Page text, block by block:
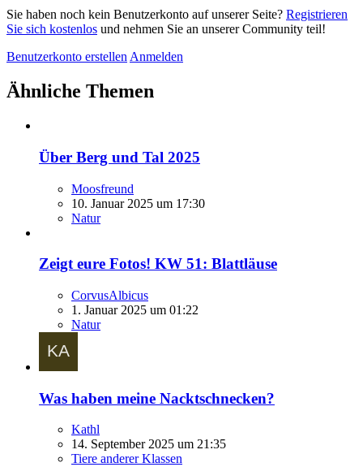
Sie haben noch kein Benutzerkonto auf unserer Seite? Registrieren
Sie sich kostenlos und nehmen Sie an unserer Community teil!
Benutzerkonto erstellen Anmelden
Ähnliche Themen
Über Berg und Tal 2025
Moosfreund
10. Januar 2025 um 17:30
Natur
Zeigt eure Fotos! KW 51: Blattläuse
CorvusAlbicus
1. Januar 2025 um 01:22
Natur
Was haben meine Nacktschnecken?
Kathl
14. September 2025 um 21:35
Tiere anderer Klassen